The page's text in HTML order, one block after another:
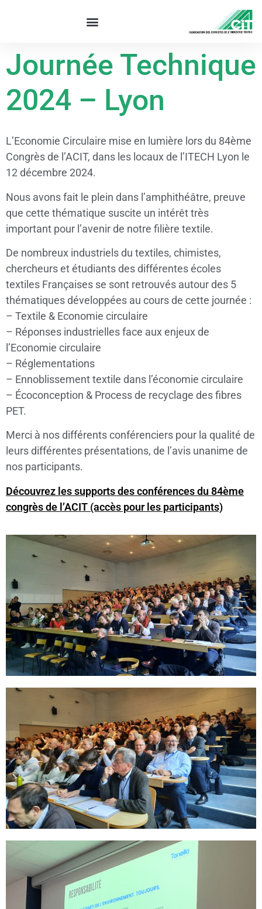
Journée Technique
2024 – Lyon
L’Economie Circulaire mise en lumière lors du 84ème
Congrès de l’ACIT, dans les locaux de l’ITECH Lyon le
12 décembre 2024.
Nous avons fait le plein dans l’amphithéâtre, preuve
que cette thématique suscite un intérêt très
important pour l’avenir de notre filière textile.
De nombreux industriels du textiles, chimistes,
chercheurs et étudiants des différentes écoles
textiles Françaises se sont retrouvés autour des 5
thématiques développées au cours de cette journée :
– Textile & Economie circulaire
– Réponses industrielles face aux enjeux de
l’Economie circulaire
– Réglementations
– Ennoblissement textile dans l’économie circulaire
– Écoconception & Process de recyclage des fibres
PET.
Merci à nos différents conférenciers pour la qualité de
leurs différentes présentations, de l’avis unanime de
nos participants.
Découvrez les supports des conférences du 84ème
congrès de l’ACIT (accès pour les participants)